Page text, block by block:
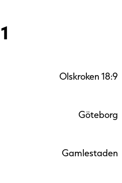
Olskroken 18:9
Göteborg
Gamlestaden